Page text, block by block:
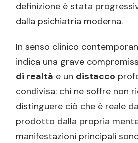
Disturbo delirante
Disturbo psicotico
farmaci
Disturbo psicotico dovuto
Psicosi post-partum
Psicosi e schizofrenia: un
definizione è stata
dalla psichiatria moderna.
In senso clinico
indica una grave
di realtà e un distacco
condivisa: chi ne soffre non
distinguere ciò che è reale
prodotto dalla propria
manifestazioni principali sono